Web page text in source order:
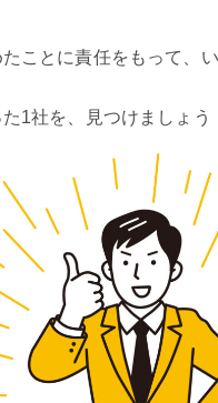
ことに責任をもって、
1社を、見つけましょう